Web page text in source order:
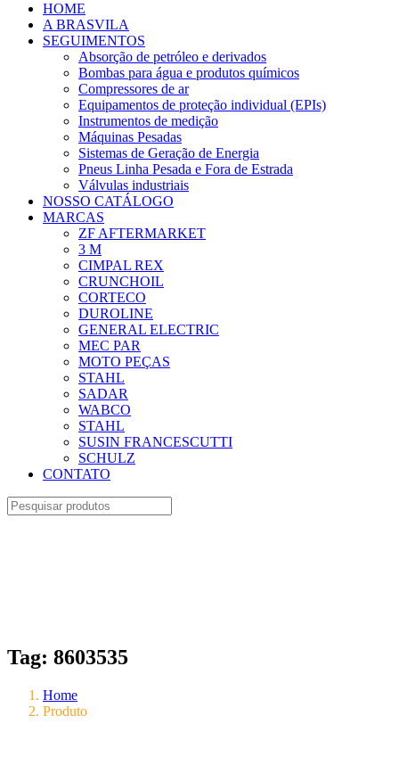
HOME
A BRASVILA
SEGUIMENTOS
Absorção de petróleo e derivados
Bombas para água e produtos químicos
Compressores de ar
Equipamentos de proteção individual (EPIs)
Instrumentos de medição
Máquinas Pesadas
Sistemas de Geração de Energia
Pneus Linha Pesada e Fora de Estrada
Válvulas industriais
NOSSO CATÁLOGO
MARCAS
ZF AFTERMARKET
3 M
CIMPAL REX
CRUNCHOIL
CORTECO
DUROLINE
GENERAL ELECTRIC
MEC PAR
MOTO PEÇAS
STAHL
SADAR
WABCO
STAHL
SUSIN FRANCESCUTTI
SCHULZ
CONTATO
Tag: 8603535
Home
Produto